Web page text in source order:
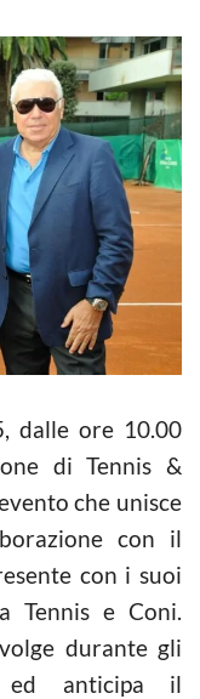
dalle ore 10.00
di Tennis &
che unisce
con il
con i suoi
Tennis e Coni.
durante gli
ed anticipa il